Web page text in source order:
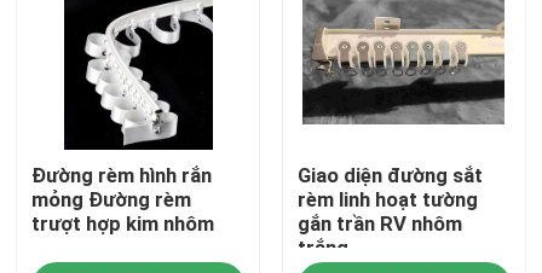
Về chúng tôi
Tham quan nhà máy
Kiểm soát chất lượng
Đường rèm hình rắn
mỏng Đường rèm
trượt hợp kim nhôm
Giao diện đường sắt
rèm linh hoạt tường
gắn trần RV nhôm
trắng